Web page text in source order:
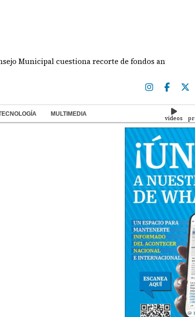
cuestiona recorte de fondos anunciado por la
MULTIMEDIA
videos